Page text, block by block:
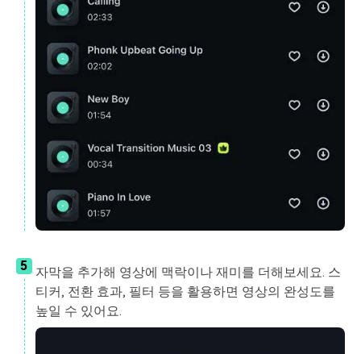
5 자막을 추가해 영상에 맥락이나 재미를 더해보세요. 스
티커, 전환 효과, 필터 등을 활용하면 영상의 완성도를
높일 수 있어요.